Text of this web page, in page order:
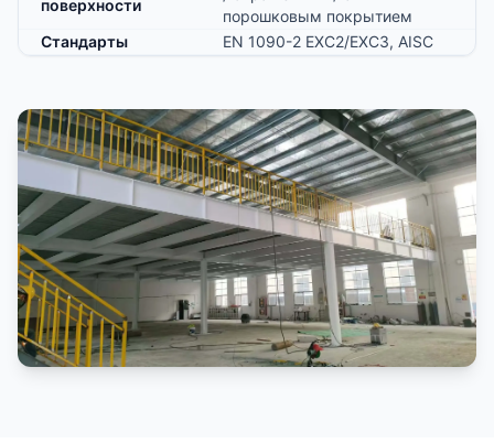
поверхности
порошковым покрытием
Стандарты
EN 1090-2 EXC2/EXC3, AISC